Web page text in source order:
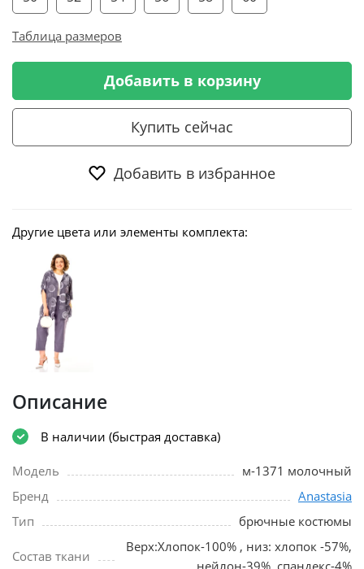
Таблица размеров
Добавить в корзину
Купить сейчас
Добавить в избранное
Другие цвета или элементы комплекта:
Описание
В наличии (быстрая доставка)
Модель
м-1371 молочный
Бренд
Anastasia
Тип
брючные костюмы
Состав ткани
Верх:Хлопок-100% , низ: хлопок -57%,